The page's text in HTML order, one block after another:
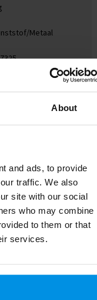
About
and ads, to provide
traffic. We also
site with our social
who may combine
to them or that
services.
Metaal